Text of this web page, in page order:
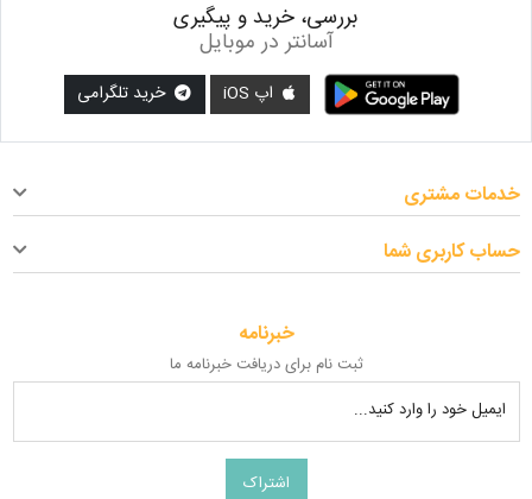
بررسی، خرید و پیگیری
آسانتر در موبایل
اپ iOS خرید تلگرامی
خبرنامه
ثبت نام برای دریافت خبرنامه ما
ایمیل خود را وارد کنید...
اشتراک
خدمات مشتری
حساب کاربری شما